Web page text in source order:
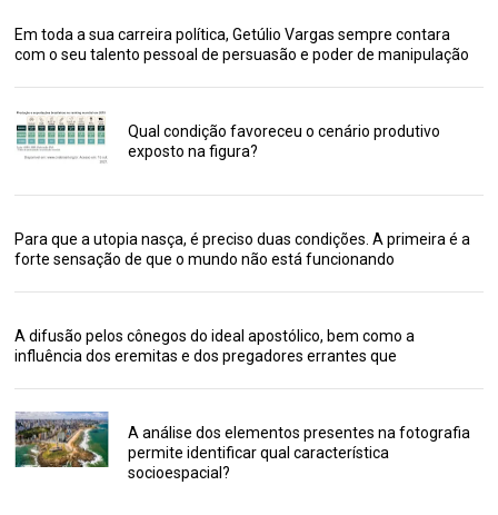
Em toda a sua carreira política, Getúlio Vargas sempre contara
com o seu talento pessoal de persuasão e poder de manipulação
Qual condição favoreceu o cenário produtivo
exposto na figura?
Para que a utopia nasça, é preciso duas condições. A primeira é a
forte sensação de que o mundo não está funcionando
A difusão pelos cônegos do ideal apostólico, bem como a
influência dos eremitas e dos pregadores errantes que
A análise dos elementos presentes na fotografia
permite identificar qual característica
socioespacial?